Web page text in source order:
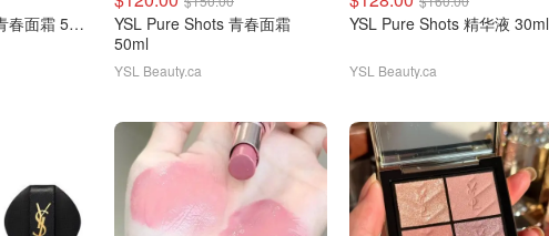
YSL Pure Shots 青春面霜 50ml
YSL Pure Shots 青春面霜
50ml
YSL Beauty.ca
YSL Pure Shots 精华液 30ml
YSL Beauty.ca